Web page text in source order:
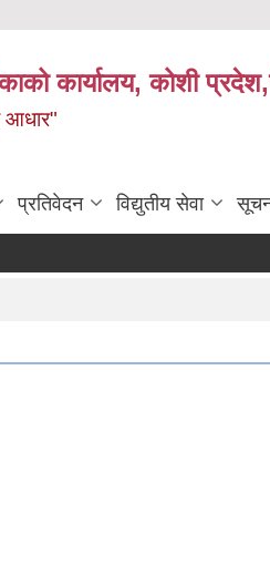
कार्यालय, कोशी
आधार"
प्रतिवेदन विद्युतीय सेवा